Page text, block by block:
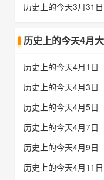
历史上的今天3月31日
历史上的今天4月
历史上的今天4月1日
历史上的今天4月3日
历史上的今天4月5日
历史上的今天4月7日
历史上的今天4月9日
历史上的今天4月11日